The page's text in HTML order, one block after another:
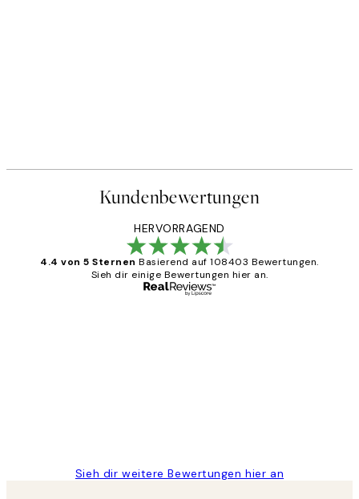
Kundenbewertungen
HERVORRAGEND
4.4 von 5 Sternen Basierend auf 108403 Bewertungen.
Sieh dir einige Bewertungen hier an.
Sieh dir weitere Bewertungen hier an